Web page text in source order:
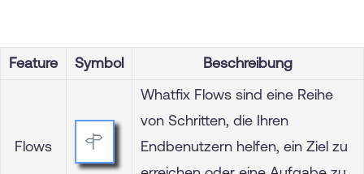
Feature Symbol Beschreibung
Flows
Whatfix Flows sind eine Reihe
von Schritten, die Ihren
Endbenutzern helfen, ein Ziel zu